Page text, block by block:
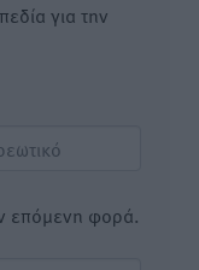
για την
επόμενη φορά.